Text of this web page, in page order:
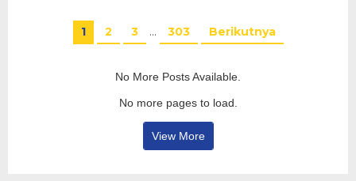
1 2 3 … 303 Berikutnya
No More Posts Available.
No more pages to load.
View More